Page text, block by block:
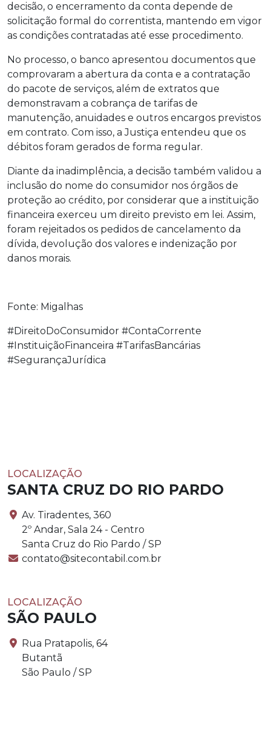
decisão, o encerramento da conta depende de
solicitação formal do correntista, mantendo em vigor
as condições contratadas até esse procedimento.
No processo, o banco apresentou documentos que
comprovaram a abertura da conta e a contratação
do pacote de serviços, além de extratos que
demonstravam a cobrança de tarifas de
manutenção, anuidades e outros encargos previstos
em contrato. Com isso, a Justiça entendeu que os
débitos foram gerados de forma regular.
Diante da inadimplência, a decisão também validou a
inclusão do nome do consumidor nos órgãos de
proteção ao crédito, por considerar que a instituição
financeira exerceu um direito previsto em lei. Assim,
foram rejeitados os pedidos de cancelamento da
dívida, devolução dos valores e indenização por
danos morais.
Fonte: Migalhas
#DireitoDoConsumidor #ContaCorrente
#InstituiçãoFinanceira #TarifasBancárias
#SegurançaJurídica
LOCALIZAÇÃO
SANTA CRUZ DO RIO PARDO
Av. Tiradentes, 360
2º Andar, Sala 24 - Centro
Santa Cruz do Rio Pardo / SP
contato@sitecontabil.com.br
LOCALIZAÇÃO
SÃO PAULO
Rua Pratapolis, 64
Butantã
São Paulo / SP